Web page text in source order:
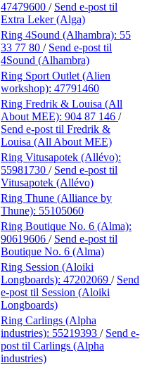
47479600 / Send e-post til
Extra Leker (Alga)
Ring 4Sound (Alhambra): 55
33 77 80 / Send e-post til
4Sound (Alhambra)
Ring Sport Outlet (Alien
workshop): 47791460
Ring Fredrik & Louisa (All
About MEE): 904 87 146 /
Send e-post til Fredrik &
Louisa (All About MEE)
Ring Vitusapotek (Allévo):
55981730 / Send e-post til
Vitusapotek (Allévo)
Ring Thune (Alliance by
Thune): 55105060
Ring Boutique No. 6 (Alma):
90619606 / Send e-post til
Boutique No. 6 (Alma)
Ring Session (Aloiki
Longboards): 47202069 / Send
e-post til Session (Aloiki
Longboards)
Ring Carlings (Alpha
industries): 55219393 / Send e-
post til Carlings (Alpha
industries)